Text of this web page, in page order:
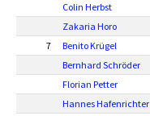
Colin Herbst
Zakaria Horo
7
Benito Krügel
Bernhard Schröder
Florian Petter
Hannes Hafenrichter